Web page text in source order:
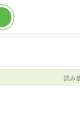
読み